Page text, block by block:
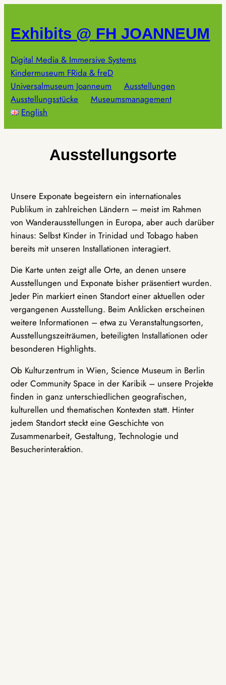
springen
Exhibits @ FH JOANNEUM
Digital Media & Immersive Systems
Kindermuseum FRida & freD
Universalmuseum Joanneum
Ausstellungen
Ausstellungsstücke
Museumsmanagement
English
Ausstellungsorte
Unsere Exponate begeistern ein internationales
Publikum in zahlreichen Ländern – meist im Rahmen
von Wanderausstellungen in Europa, aber auch darüber
hinaus: Selbst Kinder in Trinidad und Tobago haben
bereits mit unseren Installationen interagiert.
Die Karte unten zeigt alle Orte, an denen unsere
Ausstellungen und Exponate bisher präsentiert wurden.
Jeder Pin markiert einen Standort einer aktuellen oder
vergangenen Ausstellung. Beim Anklicken erscheinen
weitere Informationen – etwa zu Veranstaltungsorten,
Ausstellungszeiträumen, beteiligten Installationen oder
besonderen Highlights.
Ob Kulturzentrum in Wien, Science Museum in Berlin
oder Community Space in der Karibik – unsere Projekte
finden in ganz unterschiedlichen geografischen,
kulturellen und thematischen Kontexten statt. Hinter
jedem Standort steckt eine Geschichte von
Zusammenarbeit, Gestaltung, Technologie und
Besucherinteraktion.